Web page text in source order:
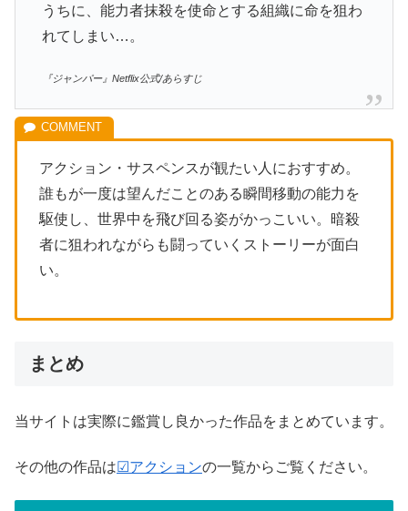
うちに、能力者抹殺を使命とする組織に命を狙わ
れてしまい…。
『ジャンパー』Netflix公式/あらすじ
アクション・サスペンスが観たい人におすすめ。
誰もが一度は望んだことのある瞬間移動の能力を
駆使し、世界中を飛び回る姿がかっこいい。暗殺
者に狙われながらも闘っていくストーリーが面白
い。
まとめ
当サイトは実際に鑑賞し良かった作品をまとめています。
その他の作品は☑アクションの一覧からご覧ください。